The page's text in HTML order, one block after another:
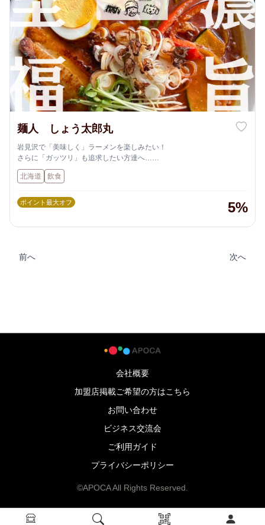
麺人 しょう太郎丸
岩見沢で「美味しく」ラーメンを楽しみたい！
さらに「ガッツリ」も追求したい方達へ……
北海道 飲食
ポイント最大オフ 5%
前へ 次へ
会社概要
加盟店掲載ご希望の方はこちら
お問い合わせ
ビジネス交流会
ご利用ガイド
プライバシーポリシー
©APOCA All Rights Reserved.